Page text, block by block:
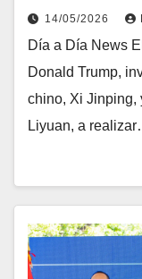
14/05/2026
Día a Día News
Donald Trump,
chino, Xi Jinping,
Liyuan, a